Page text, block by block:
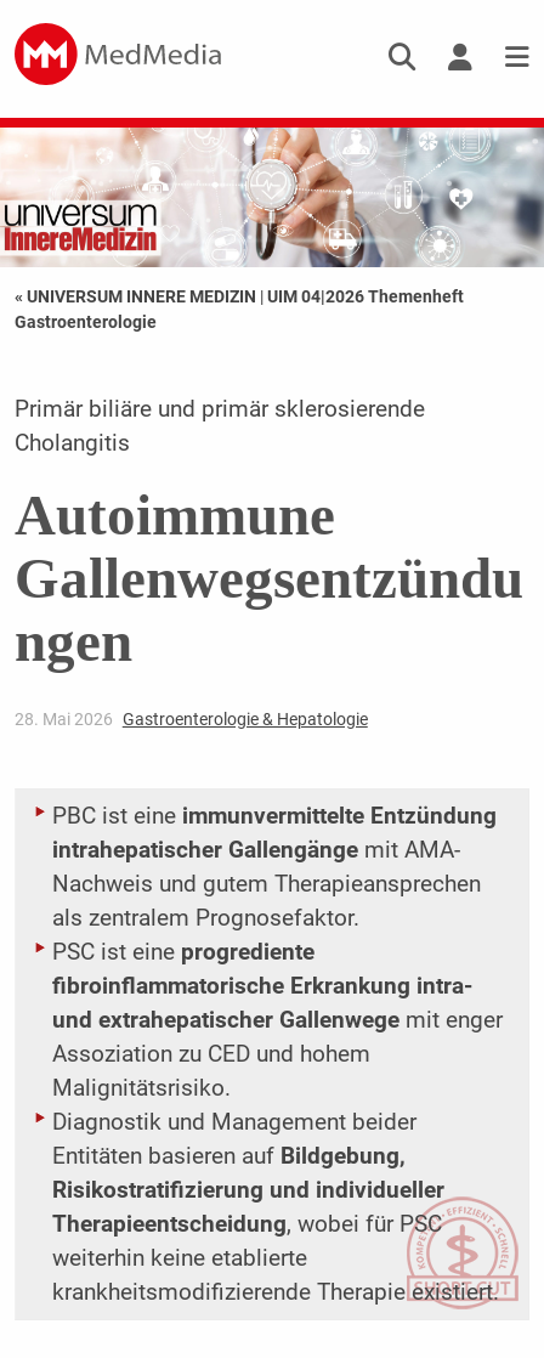
« UNIVERSUM INNERE MEDIZIN |UIM 04|2026 Themenheft
Gastroenterologie
Primär biliäre und primär sklerosierende
Cholangitis
Autoimmune
Gallenwegsentzündu
ngen
28. Mai 2026 Gastroenterologie & Hepatologie
PBC ist eine immunvermittelte Entzündung
intrahepatischer Gallengängemit AMA-
Nachweis und gutem Therapieansprechen
als zentralem Prognosefaktor.
PSC ist eine progrediente
fibroinflammatorische Erkrankung intra-
und extrahepatischer Gallenwegemit enger
Assoziation zu CED und hohem
Malignitätsrisiko.
Diagnostik und Management beider
Entitäten basieren auf Bildgebung,
Risikostratifizierung und individueller
Therapieentscheidung, wobei für PSC
weiterhin keine etablierte
krankheitsmodifizierende Therapie existiert.